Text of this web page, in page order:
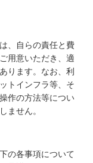
、自らの責任と費
用意いただき、適
ります。なお、利
トインフラ等、そ
作の方法等につい
ません。
の各事項について